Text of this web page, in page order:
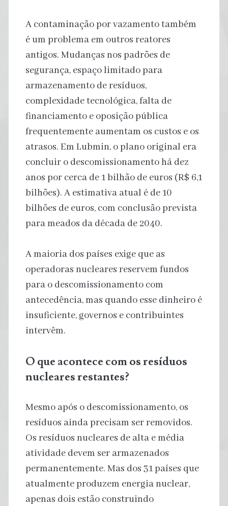
A contaminação por vazamento também
é um problema em outros reatores
antigos. Mudanças nos padrões de
segurança, espaço limitado para
armazenamento de resíduos,
complexidade tecnológica, falta de
financiamento e oposição pública
frequentemente aumentam os custos e os
atrasos. Em Lubmin, o plano original era
concluir o descomissionamento há dez
anos por cerca de 1 bilhão de euros (R$ 6,1
bilhões). A estimativa atual é de 10
bilhões de euros, com conclusão prevista
para meados da década de 2040.
A maioria dos países exige que as
operadoras nucleares reservem fundos
para o descomissionamento com
antecedência, mas quando esse dinheiro é
insuficiente, governos e contribuintes
intervêm.
O que acontece com os resíduos
nucleares restantes?
Mesmo após o descomissionamento, os
resíduos ainda precisam ser removidos.
Os resíduos nucleares de alta e média
atividade devem ser armazenados
permanentemente. Mas dos 31 países que
atualmente produzem energia nuclear,
apenas dois estão construindo